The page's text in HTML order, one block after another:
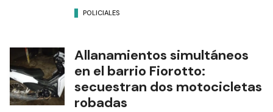
POLICIALES
Allanamientos simultáneos
en el barrio Fiorotto:
secuestran dos motocicletas
robadas